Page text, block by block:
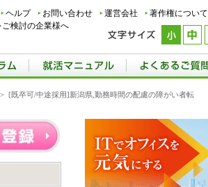
ヘルプ お問い合わせ 運営会社
著作権について
検討の企業様へ
> [既卒可/中途採用]新潟県,勤務時間の配慮の障がい者転